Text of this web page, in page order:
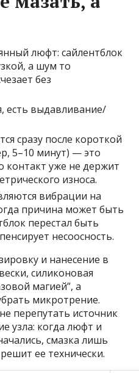
люфт: сайлентблок
а шум то
без
есть выдавливание/
сразу после короткой
5–10 минут) — это
контакт уже не держит
износа.
вибрации на
причина может быть
перестал быть
несоосность.
и нанесение в
силиконовая
магией”, а
микротрение.
перепутать источник
узла: когда люфт и
смазка лишь
ее технически.